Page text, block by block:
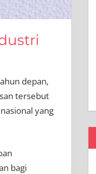
depan,
tersebut
yang
bagi